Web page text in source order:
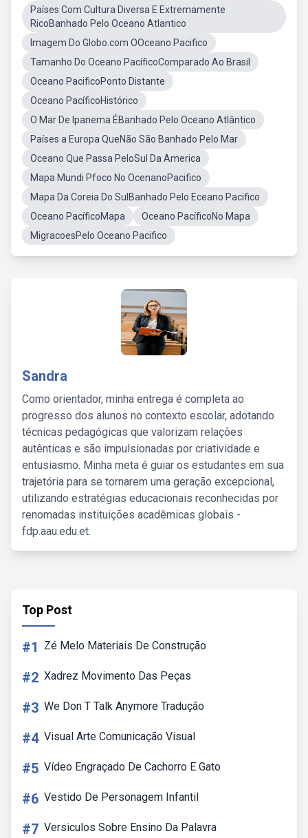
Países Com Cultura Diversa E Extremamente
RicoBanhado Pelo Oceano Atlantico
Imagem Do Globo.com OOceano Pacifico
Tamanho Do Oceano PacíficoComparado Ao Brasil
Oceano PacificoPonto Distante
Oceano PacíficoHistórico
O Mar De Ipanema ÉBanhado Pelo Oceano Atlântico
Países a Europa QueNão São Banhado Pelo Mar
Oceano Que Passa PeloSul Da America
Mapa Mundi Pfoco No OcenanoPacifico
Mapa Da Coreia Do SulBanhado Pelo Eceano Pacifico
Oceano PacíficoMapa
Oceano PacíficoNo Mapa
MigracoesPelo Oceano Pacifico
Sandra
Como orientador, minha entrega é completa ao
progresso dos alunos no contexto escolar, adotando
técnicas pedagógicas que valorizam relações
autênticas e são impulsionadas por criatividade e
entusiasmo. Minha meta é guiar os estudantes em sua
trajetória para se tornarem uma geração excepcional,
utilizando estratégias educacionais reconhecidas por
renomadas instituições acadêmicas globais -
fdp.aau.edu.et.
Top Post
#1 Zé Melo Materiais De Construção
#2 Xadrez Movimento Das Peças
#3 We Don T Talk Anymore Tradução
#4 Visual Arte Comunicação Visual
#5 Vídeo Engraçado De Cachorro E Gato
#6 Vestido De Personagem Infantil
#7 Versiculos Sobre Ensino Da Palavra